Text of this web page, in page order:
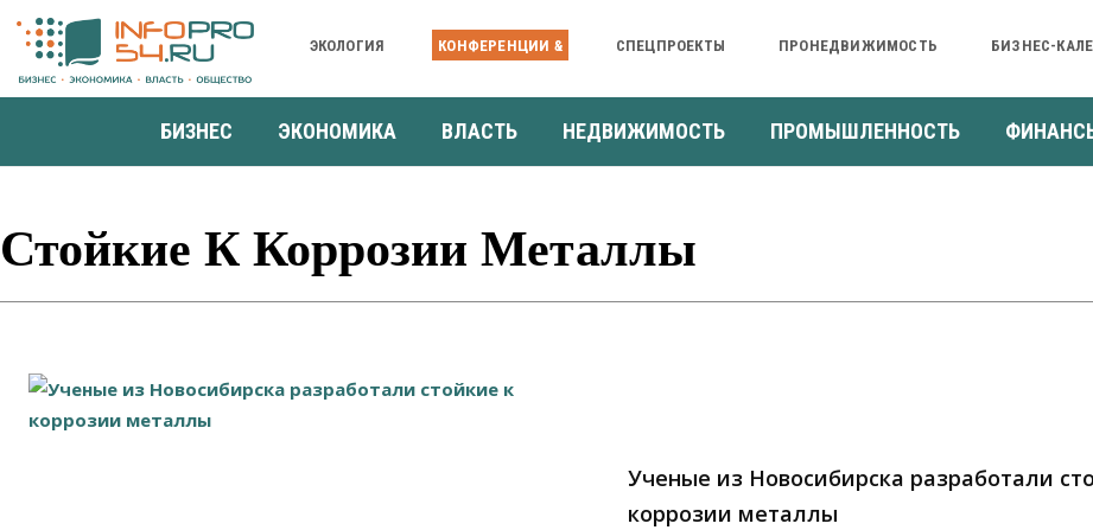
ЭКОЛОГИЯ КОНФЕРЕНЦИИ & СПЕЦПРОЕКТЫ ПРОНЕДВИЖИМОСТЬ БИЗНЕС-
БИЗНЕС ЭКОНОМИКА ВЛАСТЬ НЕДВИЖИМОСТЬ ПРОМЫШЛЕННОСТЬ
Стойкие К Коррозии Металлы
Ученые из Новосибирска разработали
коррозии металлы